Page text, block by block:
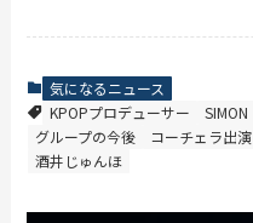
気になるニュース
KPOPプロデューサー
SIMON
グループの今後
コーチェラ出演
酒井じゅんほ